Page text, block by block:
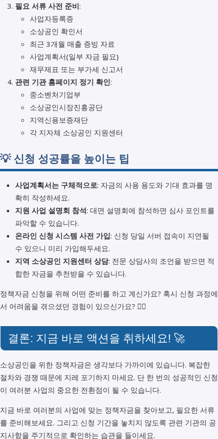
필요 서류 사전 준비:
사업자등록증
소상공인 확인서
최근 3개월 매출 증빙 자료
사업계획서(일부 자금 필요)
재무제표 또는 부가세 신고서
관련 기관 홈페이지 정기 확인:
중소벤처기업부
소상공인시장진흥공단
지역신용보증재단
각 지자체 소상공인 지원센터
💡 신청 성공률을 높이는 팁
사업계획서는 구체적으로: 자금의 사용 용도와 기대 효과를 명
확히 작성하세요.
지원 사업 설명회 참석: 대면 설명회에 참석하면 심사 포인트를
파악할 수 있습니다.
온라인 신청 시스템 사전 가입: 신청 당일 서버 접속이 지연될
수 있으니 미리 가입해두세요.
지역 소상공인 지원센터 상담: 전문 상담사의 조언을 받으면 적
합한 자금을 추천받을 수 있습니다.
정책자금 신청을 위해 어떤 준비를 하고 계신가요? 혹시 신청 과정에
서 어려움을 겪으셨던 경험이 있으신가요? 🙋‍♂️
결론: 지금 바로 액션을 취하세요! 🚀
소상공인을 위한 정책자금은 생각보다 가까이에 있습니다. 복잡한
절차와 경쟁 때문에 지레 포기하지 마세요. 단 한 번의 성공적인 신청
이 여러분 사업의 중요한 전환점이 될 수 있습니다.
지금 바로 여러분의 사업에 맞는 정책자금을 찾아보고, 필요한 서류
를 준비해보세요. 그리고 신청 기간을 놓치지 않도록 관련 기관의 공
지사항을 주기적으로 확인하는 습관을 들이세요.